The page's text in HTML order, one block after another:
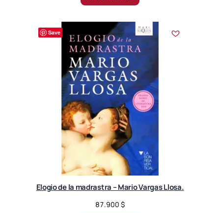
Save
Elogio de la madrastra – Mario Vargas Llosa.
87.900 $